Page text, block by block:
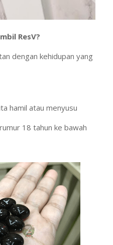
ResV?
dengan kehidupan yang
hamil atau menyusu
18 tahun ke bawah